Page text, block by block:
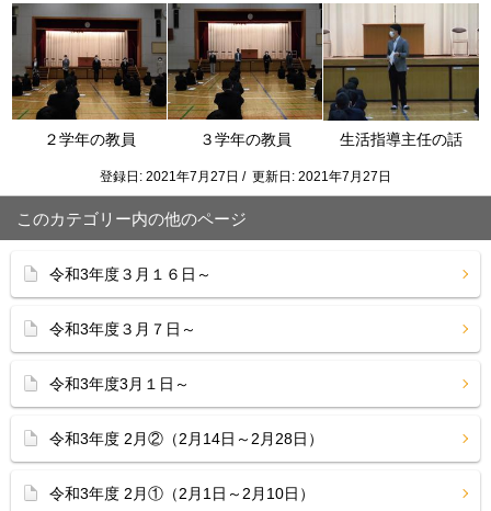
２学年の教員 ３学年の教員 生活指導主任の話
登録日: 2021年7月27日 / 更新日: 2021年7月27日
このカテゴリー内の他のページ
令和3年度３月１６日～
令和3年度３月７日～
令和3年度3月１日～
令和3年度 2月②（2月14日～2月28日）
令和3年度 2月①（2月1日～2月10日）